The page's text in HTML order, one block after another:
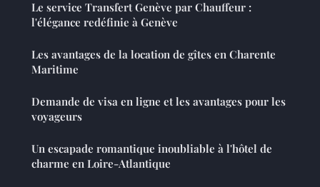
Le service Transfert Genève par Chauffeur :
l'élégance redéfinie à Genève
Les avantages de la location de gîtes en Charente
Maritime
Demande de visa en ligne et les avantages pour les
voyageurs
Un escapade romantique inoubliable à l'hôtel de
charme en Loire-Atlantique